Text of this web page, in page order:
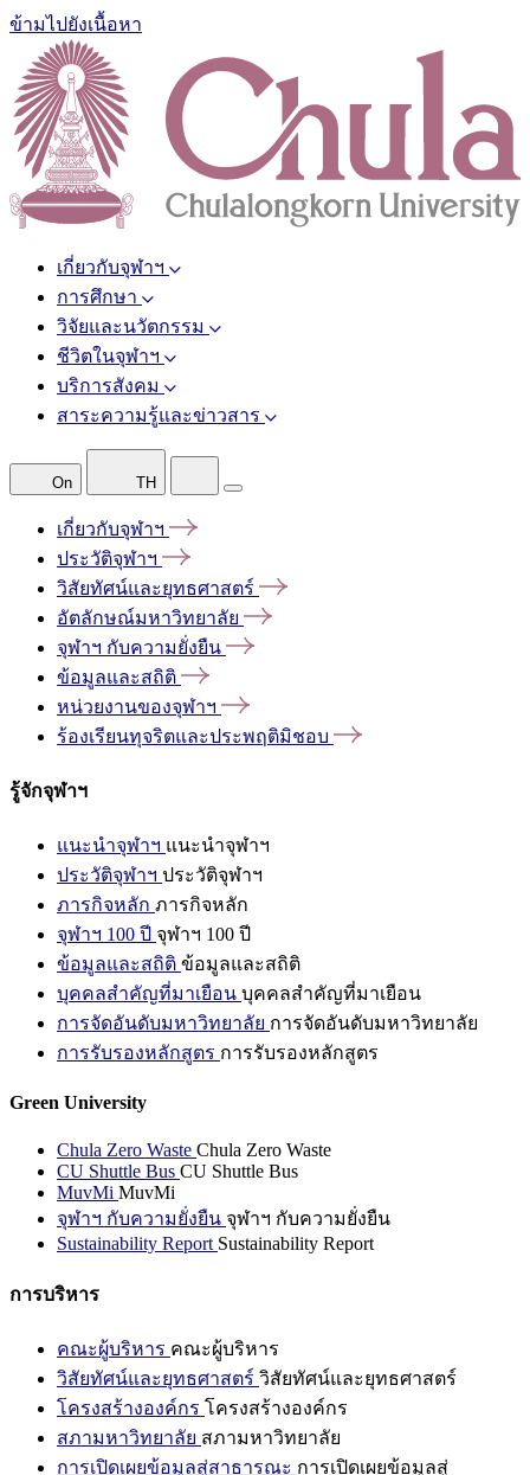
ข้ามไปยังเนื้อหา
เกี่ยวกับจุฬาฯ
การศึกษา
วิจัยและนวัตกรรม
ชีวิตในจุฬาฯ
บริการสังคม
สาระความรู้และข่าวสาร
On TH
เกี่ยวกับจุฬาฯ
ประวัติจุฬาฯ
วิสัยทัศน์และยุทธศาสตร์
อัตลักษณ์มหาวิทยาลัย
จุฬาฯ กับความยั่งยืน
ข้อมูลและสถิติ
หน่วยงานของจุฬาฯ
ร้องเรียนทุจริตและประพฤติมิชอบ
รู้จักจุฬาฯ
แนะนำจุฬาฯ แนะนำจุฬาฯ
ประวัติจุฬาฯ ประวัติจุฬาฯ
ภารกิจหลัก ภารกิจหลัก
จุฬาฯ 100 ปี จุฬาฯ 100 ปี
ข้อมูลและสถิติ ข้อมูลและสถิติ
บุคคลสำคัญที่มาเยือน บุคคลสำคัญที่มาเยือน
การจัดอันดับมหาวิทยาลัย การจัดอันดับมหาวิทยาลัย
การรับรองหลักสูตร การรับรองหลักสูตร
Green University
Chula Zero Waste Chula Zero Waste
CU Shuttle Bus CU Shuttle Bus
MuvMi MuvMi
จุฬาฯ กับความยั่งยืน จุฬาฯ กับความยั่งยืน
Sustainability Report Sustainability Report
การบริหาร
คณะผู้บริหาร คณะผู้บริหาร
วิสัยทัศน์และยุทธศาสตร์ วิสัยทัศน์และยุทธศาสตร์
โครงสร้างองค์กร โครงสร้างองค์กร
สภามหาวิทยาลัย สภามหาวิทยาลัย
การเปิดเผยข้อมูลสู่สาธารณะ การเปิดเผยข้อมูลสู่